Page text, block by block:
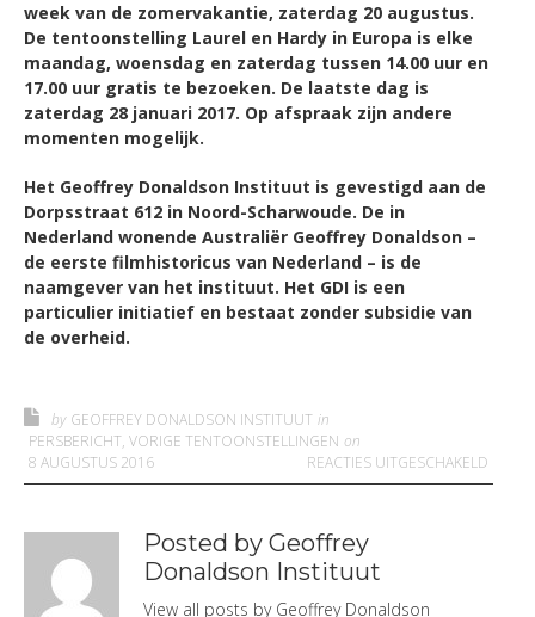
week van de zomervakantie, zaterdag 20 augustus.
De tentoonstelling Laurel en Hardy in Europa is elke
maandag, woensdag en zaterdag tussen 14.00 uur en
17.00 uur gratis te bezoeken. De laatste dag is
zaterdag 28 januari 2017. Op afspraak zijn andere
momenten mogelijk.
Het Geoffrey Donaldson Instituut is gevestigd aan de
Dorpsstraat 612 in Noord-Scharwoude. De in
Nederland wonende Australiër Geoffrey Donaldson –
de eerste filmhistoricus van Nederland – is de
naamgever van het instituut. Het GDI is een
particulier initiatief en bestaat zonder subsidie van
de overheid.
by GEOFFREY DONALDSON INSTITUUT in
PERSBERICHT, VORIGE TENTOONSTELLINGEN on
8 AUGUSTUS 2016
REACTIES UITGESCHAKELD
Posted by Geoffrey
Donaldson Instituut
View all posts by Geoffrey Donaldson